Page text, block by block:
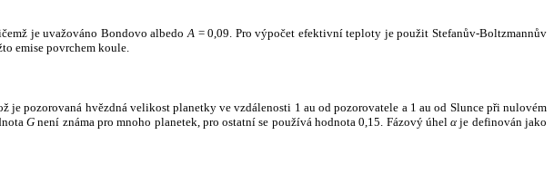
je uvažováno Bondovo albedo A = 0,09. Pro výpočet efektivní teploty je použit Stefanův-Boltzmannův
emise povrchem koule.
je pozorovaná hvězdná velikost planetky ve vzdálenosti 1 au od pozorovatele a 1 au od Slunce při nulovém
G není známa pro mnoho planetek, pro ostatní se používá hodnota 0,15. Fázový úhelα je definován jako